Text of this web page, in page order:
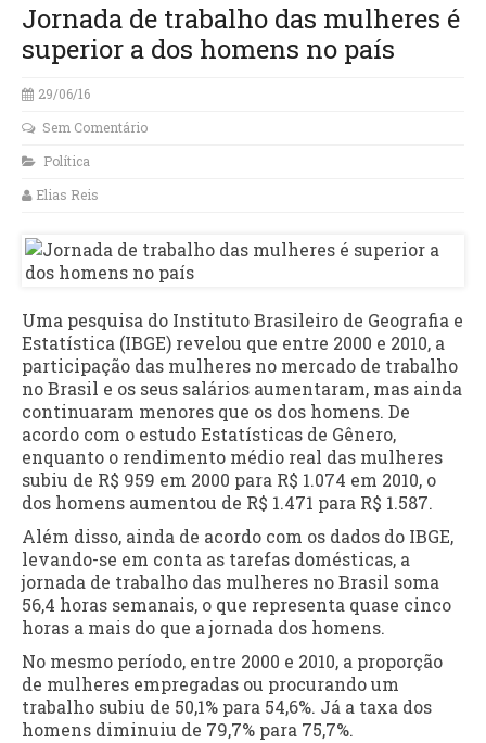
Jornada de trabalho das mulheres é
superior a dos homens no país
29/06/16
Sem Comentário
Política
Elias Reis
Uma pesquisa do Instituto Brasileiro de Geografia e
Estatística (IBGE) revelou que entre 2000 e 2010, a
participação das mulheres no mercado de trabalho
no Brasil e os seus salários aumentaram, mas ainda
continuaram menores que os dos homens. De
acordo com o estudo Estatísticas de Gênero,
enquanto o rendimento médio real das mulheres
subiu de R$ 959 em 2000 para R$ 1.074 em 2010, o
dos homens aumentou de R$ 1.471 para R$ 1.587.
Além disso, ainda de acordo com os dados do IBGE,
levando-se em conta as tarefas domésticas, a
jornada de trabalho das mulheres no Brasil soma
56,4 horas semanais, o que representa quase cinco
horas a mais do que a jornada dos homens.
No mesmo período, entre 2000 e 2010, a proporção
de mulheres empregadas ou procurando um
trabalho subiu de 50,1% para 54,6%. Já a taxa dos
homens diminuiu de 79,7% para 75,7%.